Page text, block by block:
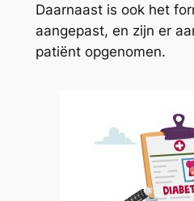
Daarnaast is ook het
aangepast, en zijn er
patiënt opgenomen.